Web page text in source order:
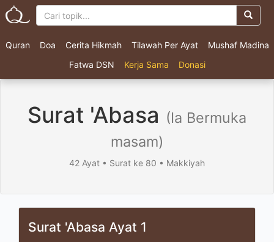
Quran Doa Cerita Hikmah Tilawah Per Ayat
Mushaf Madina
Fatwa DSN
Kerja Sama Donasi
Surat 'Abasa (Ia Bermuka
masam)
42 Ayat • Surat ke 80 • Makkiyah
Surat 'Abasa Ayat 1